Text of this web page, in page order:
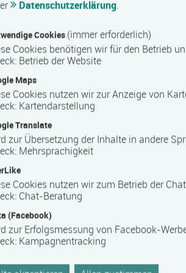
Mecklenburg-
WIRTSCHAFT UND KULTUR IN
am Schloss" zuhause - im
steht für die kompetente und
den relevanten Themen unserer Zeit.
wir - abgestimmt auf die inhaltlichen
durch. Unser vielfältiges Angebot
wie auch an
In- und Ausland.
gefächerte inhaltliche und methodisch-
von Wissen. Wir verstehen uns als
humanistischen Bildungsidealen. Mit
Gesellschaft setzen.
Datenschutzerklärung.
Cookies (immer erforderlich)
Cookies benötigen wir für den Betrieb
: Betrieb der Website
Maps
Cookies nutzen wir zur Anzeige von
: Kartendarstellung
Translate
zur Übersetzung der Inhalte in andere
: Mehrsprachigkeit
Cookies nutzen wir zum Betrieb der
: Chat-Beratung
(Facebook)
zur Erfolgsmessung von Facebook-
: Kampagnentracking